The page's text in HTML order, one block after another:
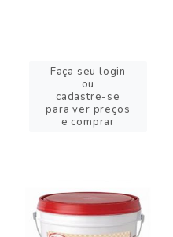
Faça seu login
ou
cadastre-se
para ver preços
e comprar